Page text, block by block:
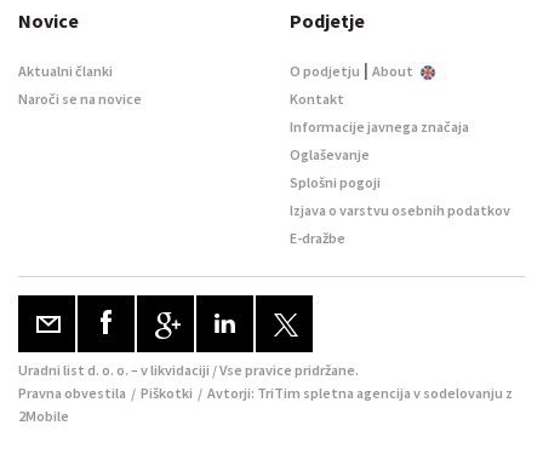
Novice
Aktualni članki
Naroči se na novice
Podjetje
O podjetju | About
Kontakt
Informacije javnega značaja
Oglaševanje
Splošni pogoji
Izjava o varstvu osebnih podatkov
E-dražbe
Uradni list d. o. o. – v likvidaciji / Vse pravice pridržane.
Pravna obvestila / Piškotki / Avtorji: TriTim spletna agencija v sodelovanju z
2Mobile